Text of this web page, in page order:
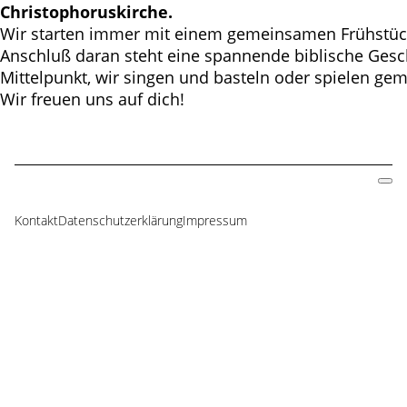
Christophoruskirche.
Wir starten immer mit einem gemeinsamen
Anschluß daran steht eine spannende biblische
Mittelpunkt, wir singen und basteln oder spielen
Wir freuen uns auf dich!
Navigation
KontaktDatenschutzerklärungImpressum